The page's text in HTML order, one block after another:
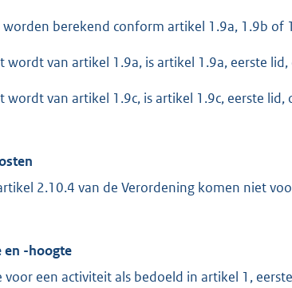
worden berekend conform artikel 1.9a, 1.9b of
wordt van artikel 1.9a, is artikel 1.9a, eerste
wordt van artikel 1.9c, is artikel 1.9c, eerste lid,
2.10.4 van de Verordening komen niet
en -hoogte
voor een activiteit als bedoeld in artikel 1,